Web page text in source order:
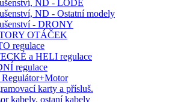
ND - LODĚ
ND - Ostatní modely
- DRONY
OTÁČEK
regulace
a HELI regulace
regulace
Regulátor+Motor
karty a přísluš.
kabely, ostaní kabely